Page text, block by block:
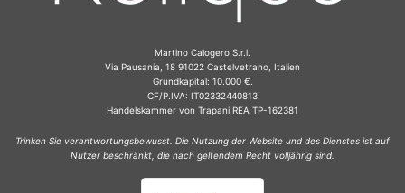
Martino Calogero S.r.l.
Via Pausania, 18 91022 Castelvetrano, Italien
Grundkapital: 10.000 €.
CF/P.IVA: IT02332440813
Handelskammer von Trapani REA TP-162381
Trinken Sie verantwortungsbewusst. Die Nutzung der Website und des Dienstes ist auf
Nutzer beschränkt, die nach geltendem Recht volljährig sind.